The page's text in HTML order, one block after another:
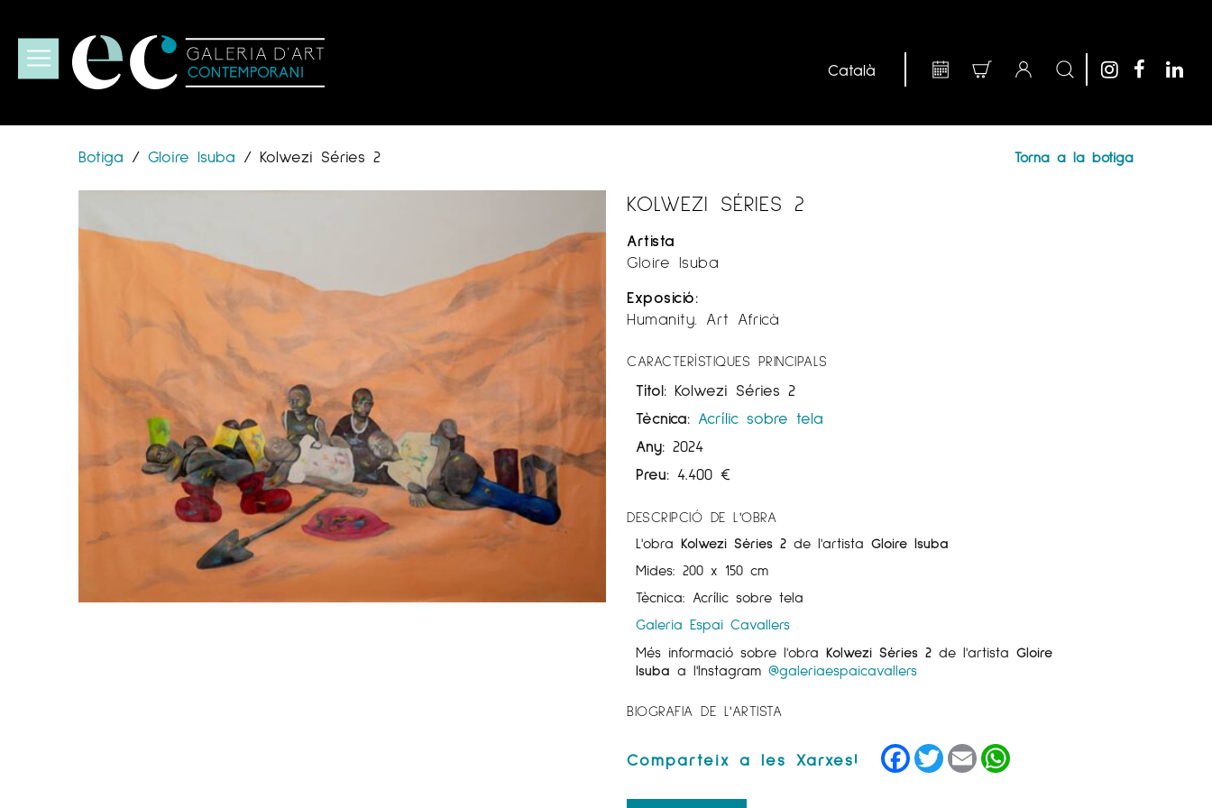
Botiga / Gloire Isuba / Kolwezi Séries 2 Torna a la botiga
KOLWEZI SÉRIES 2
Artista
Gloire Isuba
Exposició:
Humanity. Art Africà
CARACTERÍSTIQUES PRINCIPALS
Títol: Kolwezi Séries 2
Tècnica: Acrílic sobre tela
Any: 2024
Preu: 4.400€
DESCRIPCIÓ DE L'OBRA
L'obraKolwezi Séries 2 de l'artistaGloire Isuba
Mides: 200 x 150 cm
Tècnica: Acrílic sobre tela
Galeria Espai Cavallers
Més informació sobre l'obraKolwezi Séries 2 de l'artistaGloire
Isuba a l'Instagram@galeriaespaicavallers
BIOGRAFIA DE L'ARTISTA
Facebook
TwitterEmail